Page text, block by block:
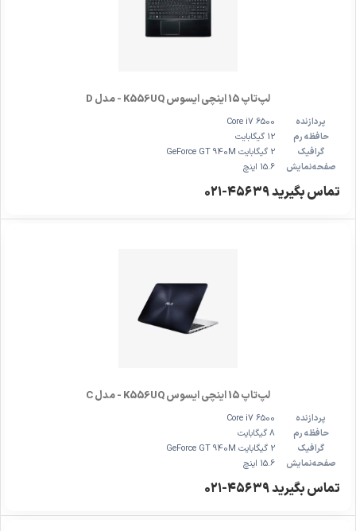
لپ‌تاپ 15 اینچی ایسوس K556UQ - مدل D
پردازنده
Core i7 6500
حافظه رم
12 گیگابایت
گرافیک
2 گیگابایت GeForce GT 940M
صفحه‌نمایش
15.6 اینچ
تماس بگیرید ۴۵۶۳۹-۰۲۱
لپ‌تاپ 15 اینچی ایسوس K556UQ - مدل C
پردازنده
Core i7 6500
حافظه رم
8 گیگابایت
گرافیک
2 گیگابایت GeForce GT 940M
صفحه‌نمایش
15.6 اینچ
تماس بگیرید ۴۵۶۳۹-۰۲۱